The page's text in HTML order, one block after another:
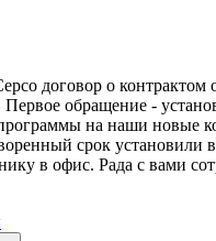
договор о контрактом
обращение -
на наши новые
срок установили
в офис. Рада с вами